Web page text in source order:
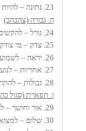
23. נתינה – להיות נכון לתת !
ה. גבורה (צהבהב)
24. גורל – להקשיב לשעון הזמן הפועם !
25. צדק – מי צודק – אני או היקום?
26. יראה – לשמוע את קול הכבוד !
27. אחריות – לנוע אל מרחבי המוכר והאחראי !
28. גבולות – להתרגע ברווח של הגבול !
ו. תפארת (סגול
29. אור וחושך – להיות לצד יתרון האור והחושך !
30. שלום – למצוא את שלום הבית !